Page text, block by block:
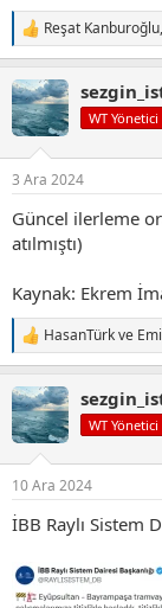
T
e
k
i
l
Reşat Kanburoğlu,
WT Yönetici
3 Ara 2024
Güncel ilerleme
atılmıştı)
Kaynak: Ekrem
T
e
k
i
l
r
:
HasanTürkve
WT Yönetici
10 Ara 2024
İBB Raylı Sistem